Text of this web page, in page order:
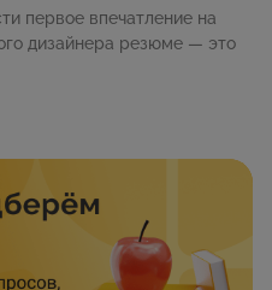
первое впечатление на
дизайнера резюме — это